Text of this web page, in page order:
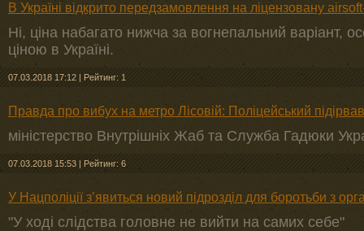
В Україні відкрито передзамовлення на ліцензовану
Ні, ціна набагато нижча за вогнепальний варіант,
ціною в Україні.
07.03.2018 17:12 | Рейтинг: 1
Правда про вибух на метро Лісовій: Поліцейський
міністерство Внутрішніх Жаб та Служба Гадюки
07.03.2018 15:53 | Рейтинг: 6
У Нацполіції з’явиться новий підрозділ для боротьби з
"У ході слідства головне не вийти на самих себе"